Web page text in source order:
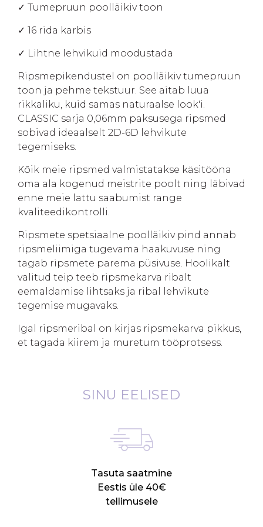
✓ Tumepruun poolläikiv toon
✓ 16 rida karbis
✓ Lihtne lehvikuid moodustada
Ripsmepikendustel on poolläikiv tumepruun
toon ja pehme tekstuur. See aitab luua
rikkaliku, kuid samas naturaalse look'i.
CLASSIC sarja 0,06mm paksusega ripsmed
sobivad ideaalselt 2D-6D lehvikute
tegemiseks.
Kõik meie ripsmed valmistatakse käsitööna
oma ala kogenud meistrite poolt ning läbivad
enne meie lattu saabumist range
kvaliteedikontrolli.
Ripsmete spetsiaalne poolläikiv pind annab
ripsmeliimiga tugevama haakuvuse ning
tagab ripsmete parema püsivuse. Hoolikalt
valitud teip teeb ripsmekarva ribalt
eemaldamise lihtsaks ja ribal lehvikute
tegemise mugavaks.
Igal ripsmeribal on kirjas ripsmekarva pikkus,
et tagada kiirem ja muretum tööprotsess.
SINU EELISED
Tasuta saatmine
Eestis üle 40€
tellimusele